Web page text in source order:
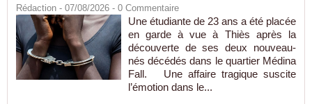
Rédaction - 07/08/2026 - 0 Commentaire
Une étudiante de 23 ans a été placée
en garde à vue à Thiès après la
découverte de ses deux nouveau-
nés décédés dans le quartier Médina
Fall. Une affaire tragique suscite
l’émotion dans le...